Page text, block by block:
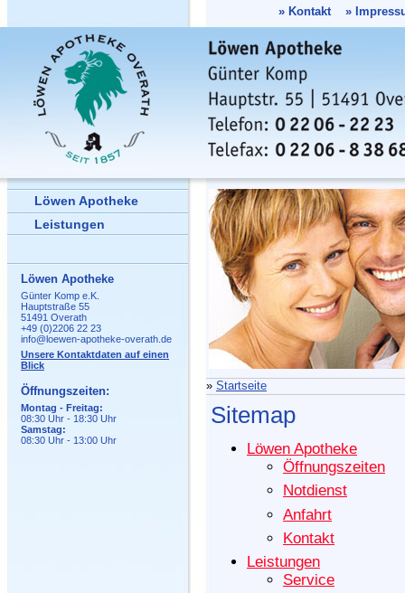
» Kontakt»
Löwen Apotheke
Leistungen
Löwen Apotheke
Günter Komp e.K.
Hauptstraße 55
51491 Overath
+49 (0)2206 22 23
info@loewen-apotheke-overath.de
Unsere Kontaktdaten auf einen
Blick
Öffnungszeiten:
Montag - Freitag:
08:30 Uhr - 18:30 Uhr
Samstag:
08:30 Uhr - 13:00 Uhr
» Startseite
Sitemap
Löwen Apotheke
Öffnungszeiten
Notdienst
Anfahrt
Kontakt
Leistungen
Service